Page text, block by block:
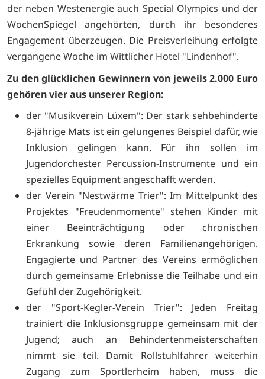
der neben Westenergie auch Special Olympics und der
WochenSpiegel angehörten, durch ihr besonderes
Engagement überzeugen. Die Preisverleihung erfolgte
vergangene Woche im Wittlicher Hotel "Lindenhof".
Zu den glücklichen Gewinnern von jeweils 2.000 Euro
gehören vier aus unserer Region:
der "Musikverein Lüxem": Der stark sehbehinderte
8-jährige Mats ist ein gelungenes Beispiel dafür, wie
Inklusion gelingen kann. Für ihn sollen im
Jugendorchester Percussion-Instrumente und ein
spezielles Equipment angeschafft werden.
der Verein "Nestwärme Trier": Im Mittelpunkt des
Projektes "Freudenmomente" stehen Kinder mit
einer Beeinträchtigung oder chronischen
Erkrankung sowie deren Familienangehörigen.
Engagierte und Partner des Vereins ermöglichen
durch gemeinsame Erlebnisse die Teilhabe und ein
Gefühl der Zugehörigkeit.
der "Sport-Kegler-Verein Trier": Jeden Freitag
trainiert die Inklusionsgruppe gemeinsam mit der
Jugend; auch an Behindertenmeisterschaften
nimmt sie teil. Damit Rollstuhlfahrer weiterhin
Zugang zum Sportlerheim haben, muss die